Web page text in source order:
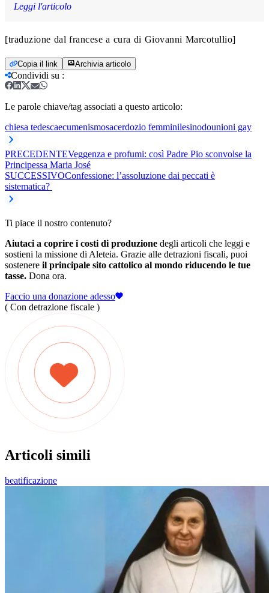
Leggi l'articolo
[traduzione dal francese a cura di Giovanni Marcotullio]
Copia il link Archivia articolo
Condividi su :
Le parole chiave/tag associati a questo articolo:
chiesa tedescaecumenismosacerdozio femminilesinodounioni gay
PRECEDENTEVeggenza e profumi: così Padre Pio sconvolse la
Principessa Maria José
SUCCESSIVOConfessione: l’assoluzione dai peccati è
sistematica?
Ti piace il nostro contenuto?
Aiutaci a coprire i costi di produzione degli articoli che leggi e
sostieni la missione di Aleteia. Grazie alle detrazioni fiscali, puoi
sostenere il principale sito cattolico al mondo riducendo le tue
tasse. Dona ora.
Faccio una donazione adesso
( Con detrazione fiscale )
Articoli simili
beatificazione